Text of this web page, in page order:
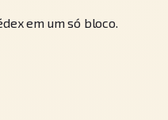
em um só bloco.